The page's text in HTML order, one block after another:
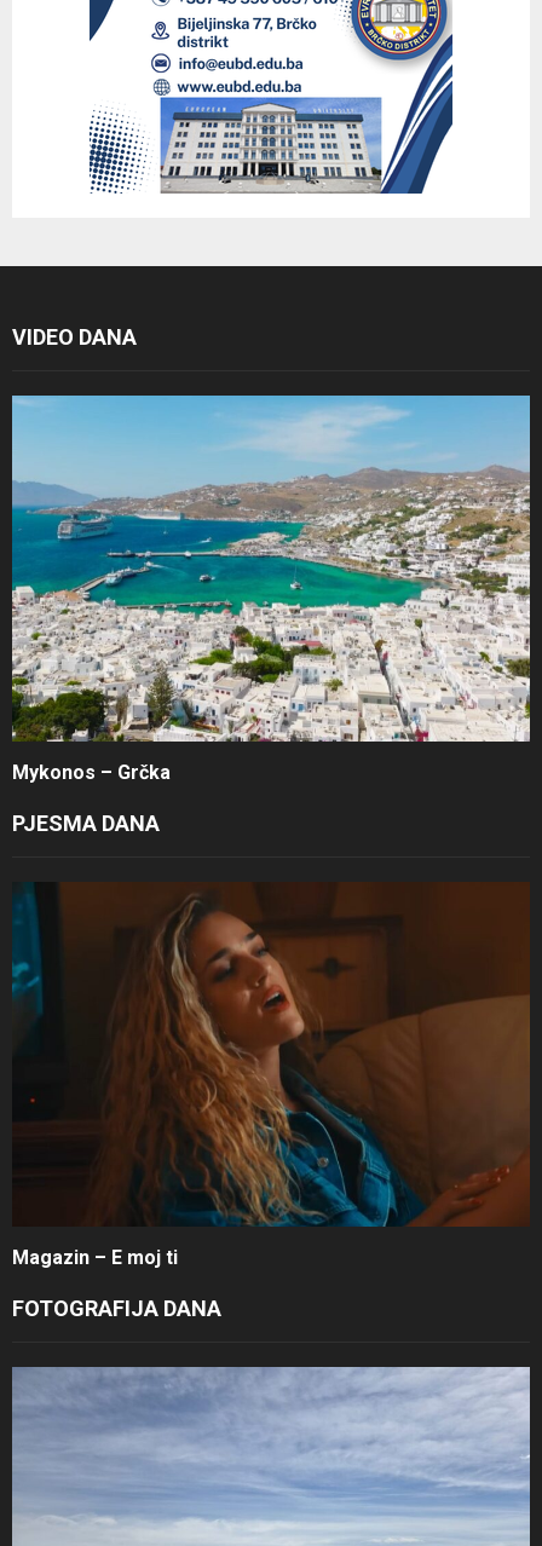
VIDEO DANA
Mykonos – Grčka
PJESMA DANA
Magazin – E moj ti
FOTOGRAFIJA DANA